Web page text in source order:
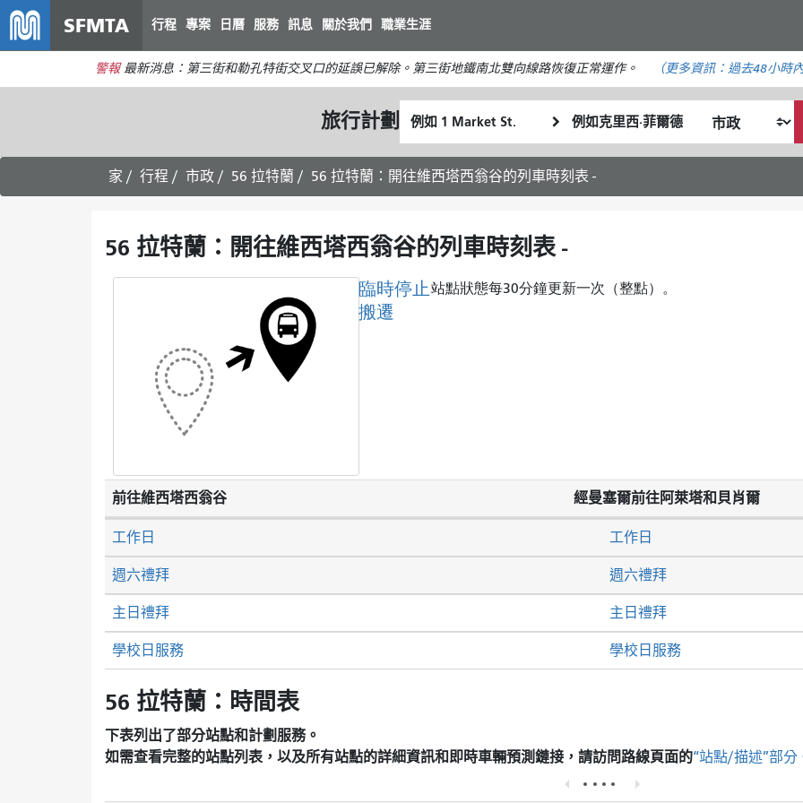
主
要
內
容
SFMTA 行程 專案 日曆 服務 訊息 關於我們 職業生涯
警報 最新消息：第三街和勒孔特街交叉口的延誤已解除。第三街地鐵南北雙向線路恢復正常運作。 （更多資訊： 過去48小時
旅行計劃
起
始
位
置
終
點
位
置
我
希
的
式
家 行程 市政 56 拉特蘭 56 拉特蘭：開往維西塔西翁谷的列車時刻表 -
56 拉特蘭：開往維西塔西翁谷的列車時刻表 -
臨時停止
搬遷
站點狀態每30分鐘更新一次（整點）。
前往維西塔西翁谷 經曼塞爾前往阿萊塔和貝肖爾
週六禮拜 週六禮拜
主日禮拜 主日禮拜
工作日 工作日
學校日服務 學校日服務
56 拉特蘭：時間表
下表列出了部分站點和計劃服務。
如需查看完整的站點列表，以及所有站點的詳細資訊和即時車輛預測鏈接，請訪問路線頁面的“站點/描述”部分